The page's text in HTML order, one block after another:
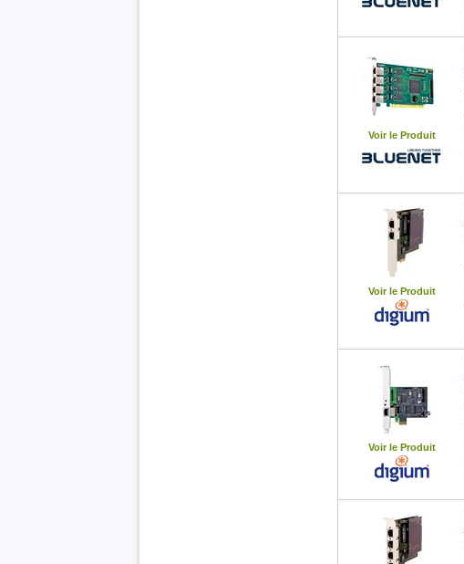
Voir le Produit
Voir le Produit
Voir le Produit